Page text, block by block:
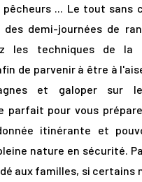
... Le tout sans
demi-journées de
les techniques de la
de parvenir à être à
et galoper sur
parfait pour vous
itinérante et
nature en sécurité.
aux familles, si certains